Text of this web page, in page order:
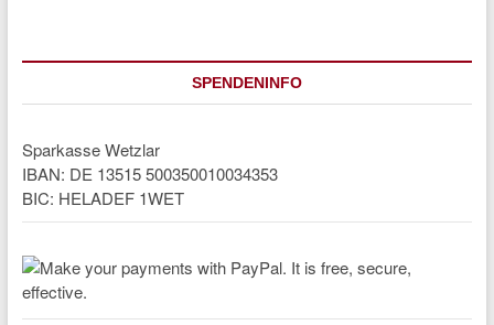
SPENDENINFO
Sparkasse Wetzlar
IBAN: DE 13515 500350010034353
BIC: HELADEF 1WET